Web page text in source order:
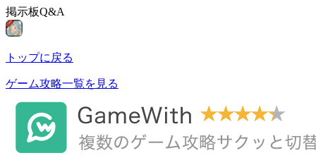
掲示板Q&A
トップに戻る
ゲーム攻略一覧を見る